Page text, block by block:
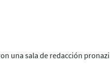
una sala de redacción pronazi